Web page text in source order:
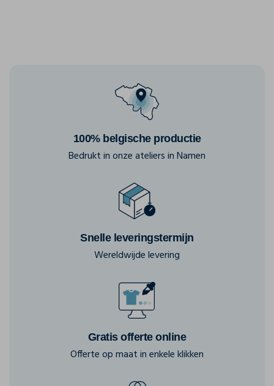
100% belgische productie
Bedrukt in onze ateliers in Namen
Snelle leveringstermijn
Wereldwijde levering
Gratis offerte online
Offerte op maat in enkele klikken